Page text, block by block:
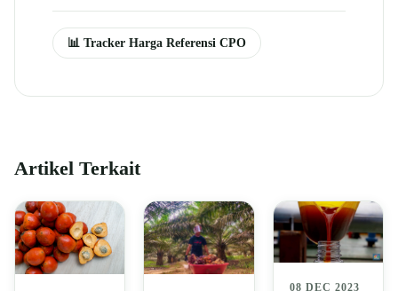
📊 Tracker Harga Referensi CPO
Artikel Terkait
08 DEC 2023